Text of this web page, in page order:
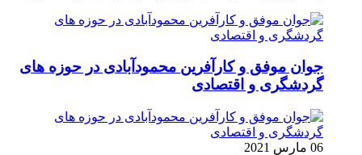
جوان موفق و کارآفرین محمودآبادی در حوزه های
گردشگری و اقتصادی
06 مارس 2021